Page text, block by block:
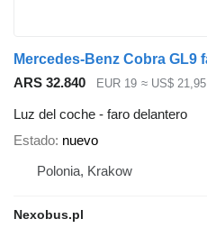
ARS 32.840 EUR 19 ≈ US$ 21,95
Luz del coche - faro delantero
Estado nuevo
Polonia, Krakow
Nexobus.pl